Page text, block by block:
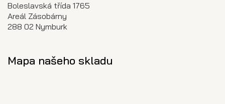
Boleslavská třída 1765
Areál Zásobárny
288 02 Nymburk
Mapa našeho skladu